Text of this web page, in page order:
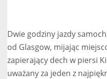
Dwie godziny jazdy
od Glasgow, mijając
zapierający dech w piersi
uważany za jeden z